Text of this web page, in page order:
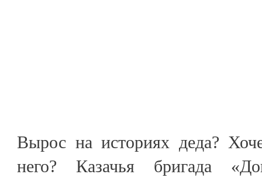
Вырос на историях деда?
него? Казачья бригада